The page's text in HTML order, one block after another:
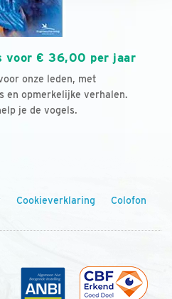
voor € 36,00 per jaar
onze leden, met
en opmerkelijke verhalen.
je de vogels.
Cookieverklaring Colofon